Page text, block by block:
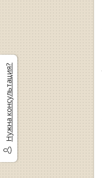
Нужна консультация?